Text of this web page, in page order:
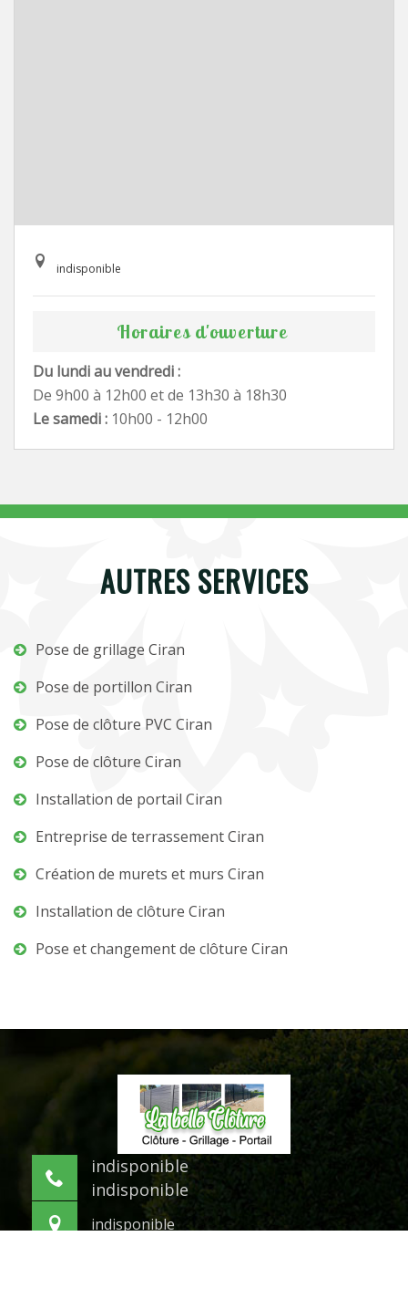
indisponible
Horaires d'ouverture
Du lundi au vendredi :
De 9h00 à 12h00 et de 13h30 à 18h30
Le samedi : 10h00 - 12h00
AUTRES SERVICES
Pose de grillage Ciran
Pose de portillon Ciran
Pose de clôture PVC Ciran
Pose de clôture Ciran
Installation de portail Ciran
Entreprise de terrassement Ciran
Création de murets et murs Ciran
Installation de clôture Ciran
Pose et changement de clôture Ciran
indisponible
indisponible
indisponible